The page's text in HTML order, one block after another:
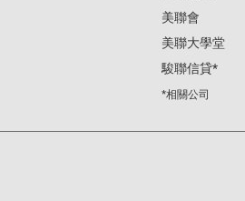
美聯會
美聯大學堂
駿聯信貸*
*相關公司